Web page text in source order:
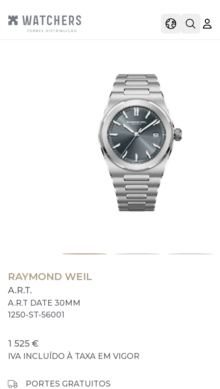
viewOpen
RAYMOND WEIL
A.R.T.
A.R.T DATE 30MM
1250-ST-56001
1 525 €
IVA INCLUÍDO À TAXA EM VIGOR
PORTES GRATUITOS